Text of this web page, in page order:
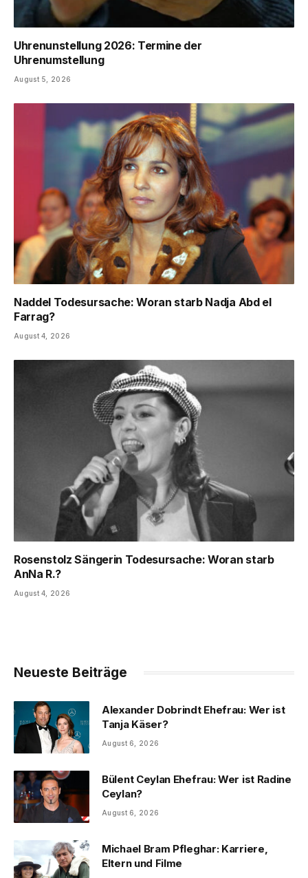
Uhrenunstellung 2026: Termine der
Uhrenumstellung
August 5, 2026
Naddel Todesursache: Woran starb Nadja Abd el
Farrag?
August 4, 2026
Rosenstolz Sängerin Todesursache: Woran starb
AnNa R.?
August 4, 2026
Neueste Beiträge
Alexander Dobrindt Ehefrau: Wer ist
Tanja Käser?
August 6, 2026
Bülent Ceylan Ehefrau: Wer ist Radine
Ceylan?
August 6, 2026
Michael Bram Pfleghar: Karriere,
Eltern und Filme